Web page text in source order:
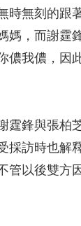
時無刻的跟
媽，而謝霆
我儂，因
霆鋒與張柏
採訪時也解
以後雙方